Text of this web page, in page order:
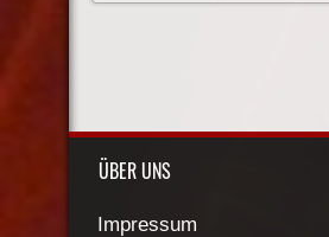
ÜBER UNS
Impressum